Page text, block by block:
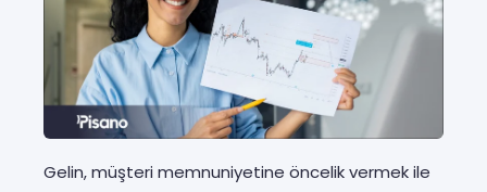
Gelin, müşteri memnuniyetine öncelik vermek ile